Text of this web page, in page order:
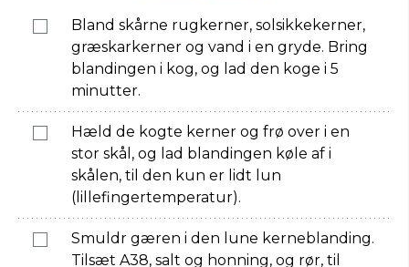
Bland skårne rugkerner, solsikkekerner,
græskarkerner og vand i en gryde. Bring
blandingen i kog, og lad den koge i 5
minutter.
Hæld de kogte kerner og frø over i en
stor skål, og lad blandingen køle af i
skålen, til den kun er lidt lun
(lillefingertemperatur).
Smuldr gæren i den lune kerneblanding.
Tilsæt A38, salt og honning, og rør, til